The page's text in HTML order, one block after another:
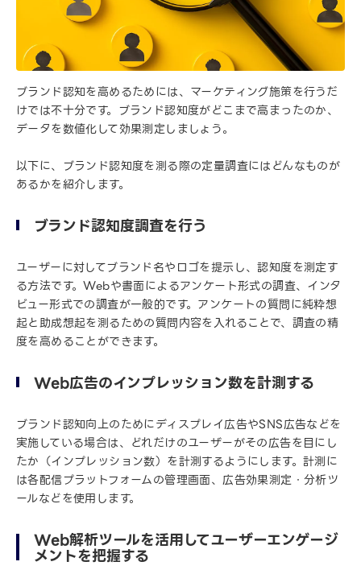
ブランド認知を高めるためには、マーケティング施策を行うだ
けでは不十分です。ブランド認知度がどこまで高まったのか、
データを数値化して効果測定しましょう。
以下に、ブランド認知度を測る際の定量調査にはどんなものが
あるかを紹介します。
ブランド認知度調査を行う
ユーザーに対してブランド名やロゴを提示し、認知度を測定す
る方法です。Webや書面によるアンケート形式の調査、インタ
ビュー形式での調査が一般的です。アンケートの質問に純粋想
起と助成想起を測るための質問内容を入れることで、調査の精
度を高めることができます。
Web広告のインプレッション数を計測する
ブランド認知向上のためにディスプレイ広告やSNS広告などを
実施している場合は、どれだけのユーザーがその広告を目にし
たか（インプレッション数）を計測するようにします。計測に
は各配信プラットフォームの管理画面、広告効果測定・分析ツ
ールなどを使用します。
Web解析ツールを活用してユーザーエンゲージ
メントを把握する